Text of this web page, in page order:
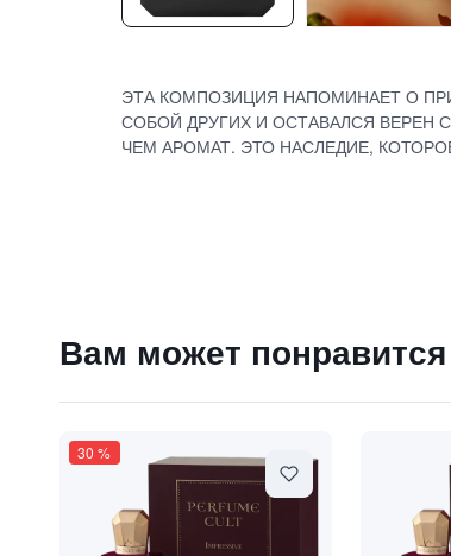
ЭТА КОМПОЗИЦИЯ НАПОМИНАЕТ О
СОБОЙ ДРУГИХ И ОСТАВАЛСЯ
ЧЕМ АРОМАТ. ЭТО НАСЛЕДИЕ,
Вам может понравится
30 %